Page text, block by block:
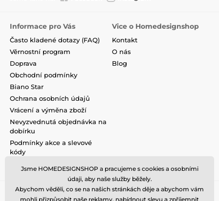
Informace pro Vás
Často kladené dotazy (FAQ)
Věrnostní program
Doprava
Obchodní podmínky
Biano Star
Ochrana osobních údajů
Vrácení a výměna zboží
Nevyzvednutá objednávka na
dobírku
Podmínky akce a slevové
kódy
Vice o Homedesignshop
Kontakt
O nás
Blog
Jsme HOMEDESIGNSHOP a pracujeme s cookies a osobními
údaji, aby naše služby běžely.
Abychom věděli, co se na našich stránkách děje a abychom vám
mohli přizpůsobit naše reklamy, nabídnout slevu a zpříjemnit